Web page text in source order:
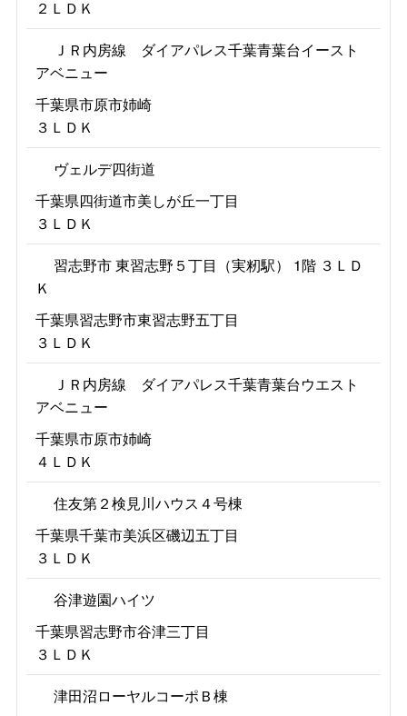
２ＬＤＫ
ＪＲ内房線 ダイアパレス千葉青葉台イースト
アベニュー
千葉県市原市姉崎
３ＬＤＫ
ヴェルデ四街道
千葉県四街道市美しが丘一丁目
３ＬＤＫ
習志野市 東習志野５丁目（実籾駅） 1階 ３ＬＤ
Ｋ
千葉県習志野市東習志野五丁目
３ＬＤＫ
ＪＲ内房線 ダイアパレス千葉青葉台ウエスト
アベニュー
千葉県市原市姉崎
４ＬＤＫ
住友第２検見川ハウス４号棟
千葉県千葉市美浜区磯辺五丁目
３ＬＤＫ
谷津遊園ハイツ
千葉県習志野市谷津三丁目
３ＬＤＫ
津田沼ローヤルコーポＢ棟